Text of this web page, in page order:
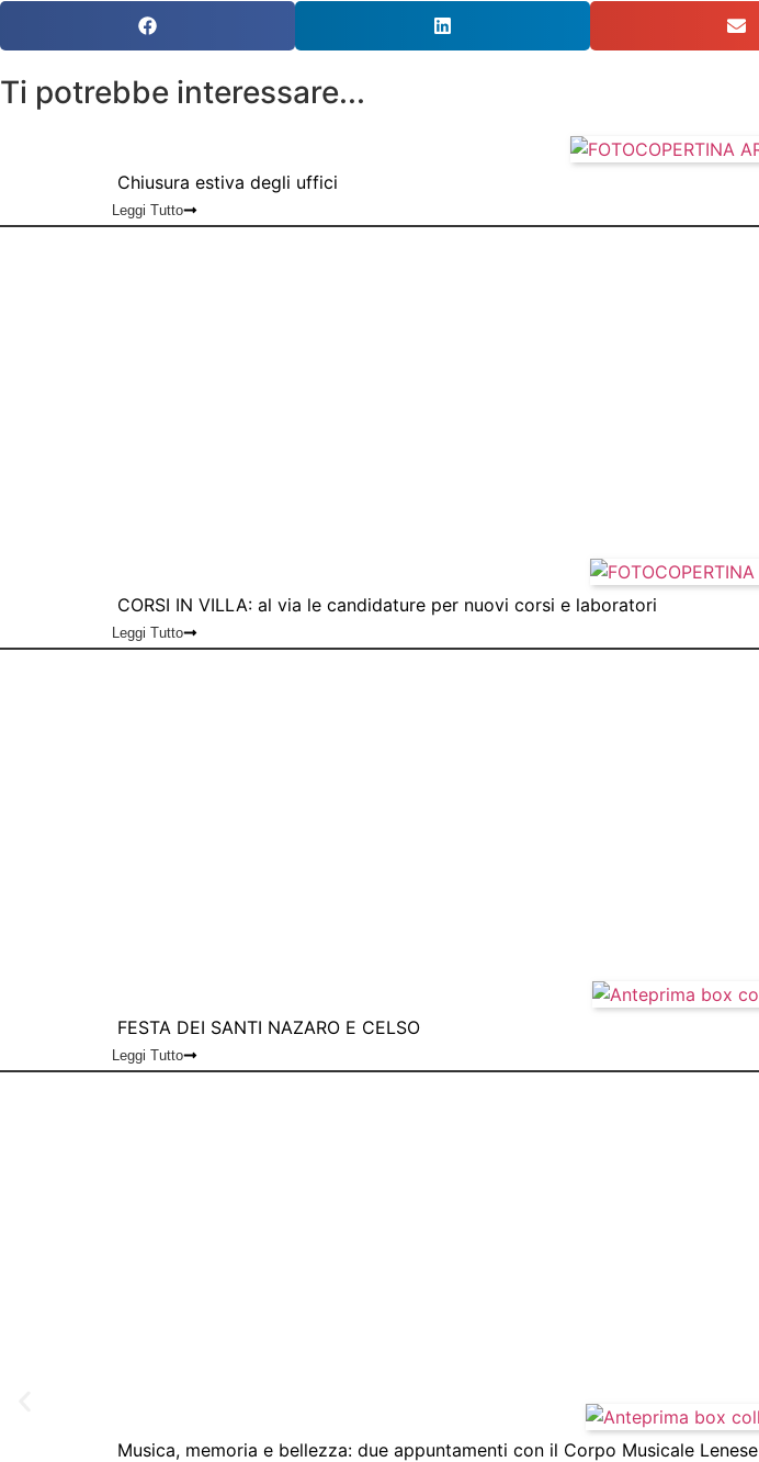
Ti potrebbe interessare...
Chiusura estiva degli uffici
Leggi Tutto
CORSI IN VILLA: al via le candidature per nuovi corsi e laboratori
Leggi Tutto
FESTA DEI SANTI NAZARO E CELSO
Leggi Tutto
Musica, memoria e bellezza: due appuntamenti con il Corpo Musicale Lenese